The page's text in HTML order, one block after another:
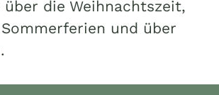
über die Weihnachtszeit,
und über